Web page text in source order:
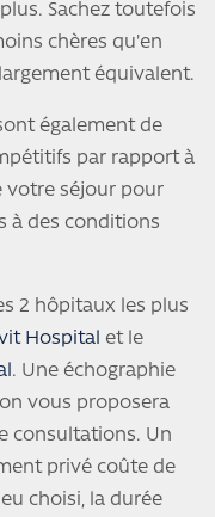
Sachez toutefois
chères qu'en
équivalent.
également de
par rapport à
votre séjour pour
à des conditions
2 hôpitaux les plus
Hospital et le
. Une échographie
vous proposera
consultations. Un
privé coûte de
choisi, la durée